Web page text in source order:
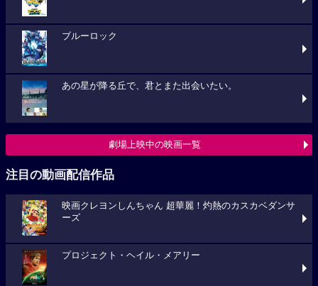
ブルーロック
あの星が降る丘で、君とまた出会いたい。
劇場上映中の映画一覧
注目の動画配信作品
映画クレヨンしんちゃん 超華麗！灼熱のカスカベダンサ
ーズ
プロジェクト・ヘイル・メアリー